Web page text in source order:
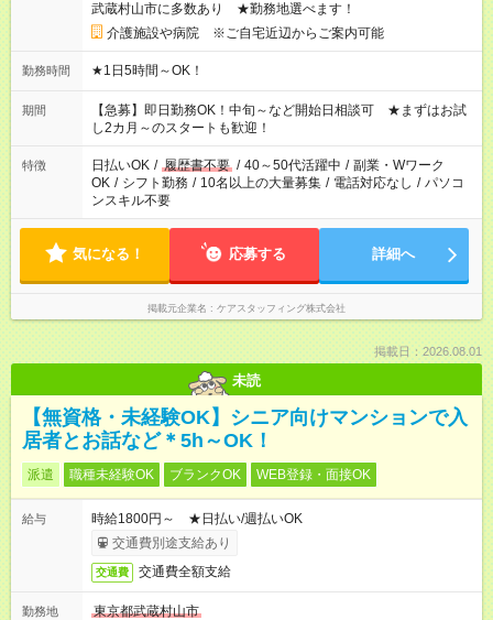
武蔵村山市に多数あり ★勤務地選べます！
介護施設や病院 ※ご自宅近辺からご案内可能
勤務時間 ★1日5時間～OK！
期間
【急募】即日勤務OK！中旬～など開始日相談可 ★まずはお試
し2カ月～のスタートも歓迎！
特徴 日払いOK / 履歴書不要 / 40～50代活躍中 / 副業・Wワーク
OK / シフト勤務 / 10名以上の大量募集 / 電話対応なし / パソコ
ンスキル不要
気になる！ 応募する 詳細へ
掲載元企業名 ケアスタッフィング株式会社
掲載日：2026.08.01
未読
【無資格・未経験OK】シニア向けマンションで入
居者とお話など＊5h～OK！
派遣 職種未経験OK ブランクOK WEB登録・面接OK
給与
時給1800円～ ★日払い/週払いOK
交通費別途支給あり
交通費 交通費全額支給
勤務地
東京都武蔵村山市